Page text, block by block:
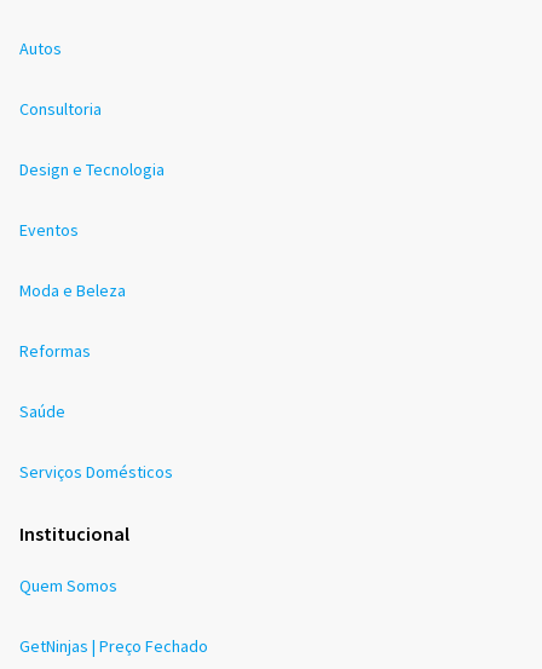
Autos
Consultoria
Design e Tecnologia
Eventos
Moda e Beleza
Reformas
Saúde
Serviços Domésticos
Institucional
Quem Somos
GetNinjas | Preço Fechado